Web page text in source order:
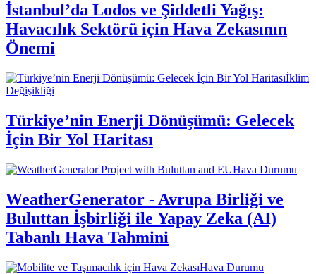
İstanbul’da Lodos ve Şiddetli Yağış:
Havacılık Sektörü için Hava Zekasının
Önemi
İklim
Değişikliği
Türkiye’nin Enerji Dönüşümü: Gelecek
İçin Bir Yol Haritası
Hava Durumu
WeatherGenerator - Avrupa Birliği ve
Buluttan İşbirliği ile Yapay Zeka (AI)
Tabanlı Hava Tahmini
Hava Durumu